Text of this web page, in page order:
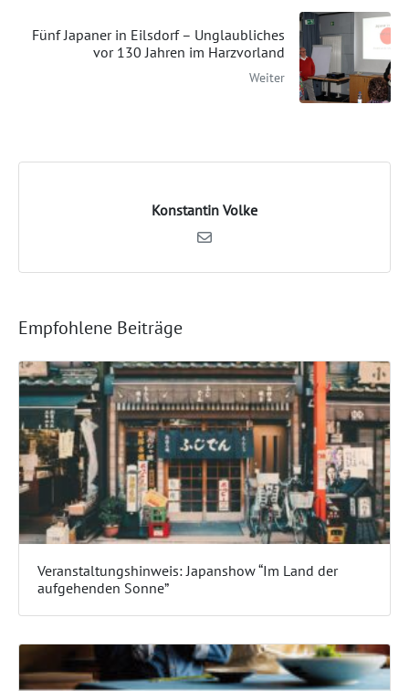
Fünf Japaner in Eilsdorf – Unglaubliches
vor 130 Jahren im Harzvorland
Weiter
Konstantin Volke
Empfohlene Beiträge
Veranstaltungshinweis: Japanshow “Im Land der
aufgehenden Sonne”